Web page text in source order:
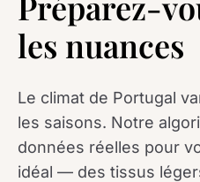
les nuances
Le climat de Portugal
les saisons. Notre
données réelles pour
idéal — des tissus